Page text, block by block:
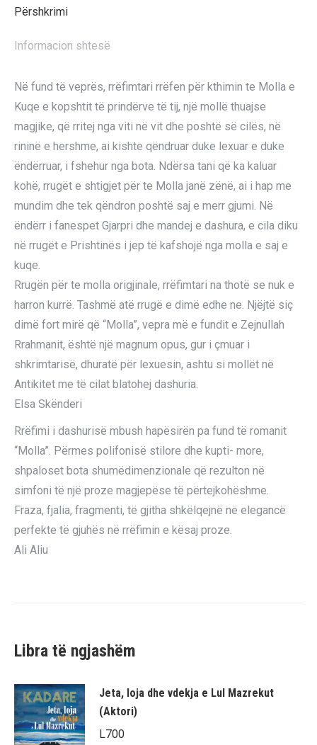
Përshkrimi
Informacion shtesë
Në fund të veprës, rrëfimtari rrëfen për kthimin te Molla e
Kuqe e kopshtit të prindërve të tij, një mollë thuajse
magjike, që rritej nga viti në vit dhe poshtë së cilës, në
rininë e hershme, ai kishte qëndruar duke lexuar e duke
ëndërruar, i fshehur nga bota. Ndërsa tani që ka kaluar
kohë, rrugët e shtigjet për te Molla janë zënë, ai i hap me
mundim dhe tek qëndron poshtë saj e merr gjumi. Në
ëndërr i fanespet Gjarpri dhe mandej e dashura, e cila diku
në rrugët e Prishtinës i jep të kafshojë nga molla e saj e
kuqe.
Rrugën për te molla origjinale, rrëfimtari na thotë se nuk e
harron kurrë. Tashmë atë rrugë e dimë edhe ne. Njëjtë siç
dimë fort mirë që “Molla”, vepra më e fundit e Zejnullah
Rrahmanit, është një magnum opus, gur i çmuar i
shkrimtarisë, dhuratë për lexuesin, ashtu si mollët në
Antikitet me të cilat blatohej dashuria.
Elsa Skënderi
Rrëfimi i dashurisë mbush hapësirën pa fund të romanit
“Molla”. Përmes polifonisë stilore dhe kupti- more,
shpaloset bota shumëdimenzionale që rezulton në
simfoni të një proze magjepëse të përtejkohëshme.
Fraza, fjalia, fragmenti, të gjitha shkëlqejnë në elegancë
perfekte të gjuhës në rrëfimin e kësaj proze.
Ali Aliu
Libra të ngjashëm
Jeta, loja dhe vdekja e Lul Mazrekut
(Aktori)
L700